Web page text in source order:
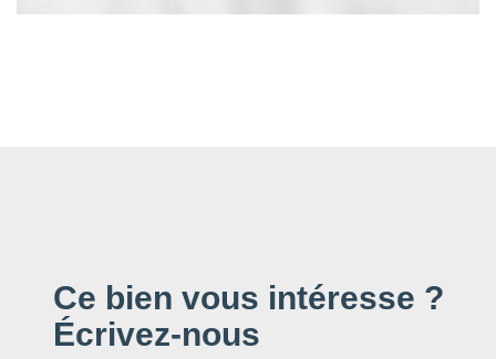
Ce bien vous intéresse ?
Écrivez-nous